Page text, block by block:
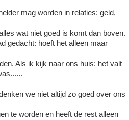
mag worden in relaties: geld,
wat niet goed is komt dan boven.
gedacht: hoeft het alleen maar
Als ik kijk naar ons huis: het valt
we niet altijd zo goed over ons
te worden en heeft de rest alleen